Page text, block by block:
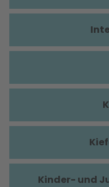
Kinder- und